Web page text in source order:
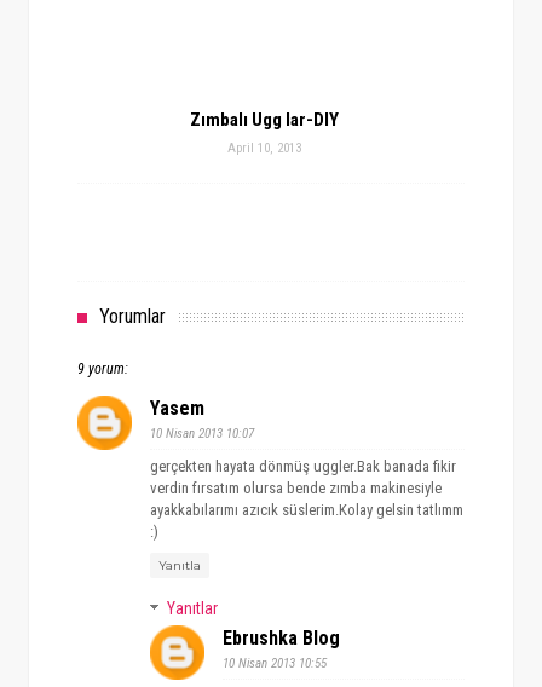
Zımbalı Ugg lar-DIY
April 10, 2013
Yorumlar
9 yorum:
Yasem
10 Nisan 2013 10:07
gerçekten hayata dönmüş uggler.Bak banada fikir
verdin fırsatım olursa bende zımba makinesiyle
ayakkabılarımı azıcık süslerim.Kolay gelsin tatlımm
:)
Yanıtla
Yanıtlar
Ebrushka Blog
10 Nisan 2013 10:55